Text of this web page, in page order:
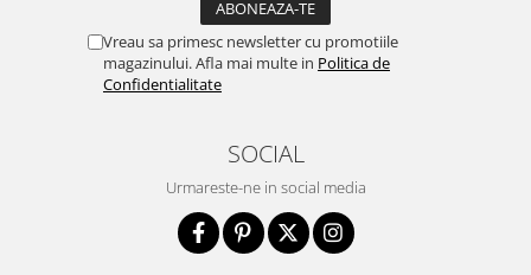
Vreau sa primesc newsletter cu promotiile
magazinului. Afla mai multe in Politica de
Confidentialitate
SOCIAL
Urmareste-ne in social media